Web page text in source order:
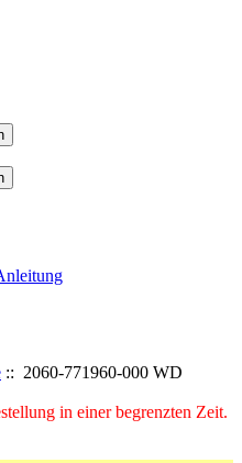
:: 2060-771960-000 WD
in einer begrenzten Zeit.